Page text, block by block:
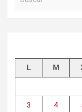
L M
3 4